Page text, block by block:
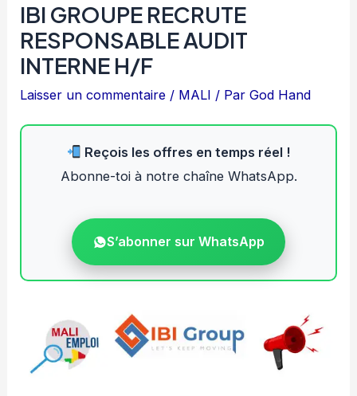
IBI GROUPE RECRUTE
RESPONSABLE AUDIT
INTERNE H/F
Laisser un commentaire / MALI / ParGod Hand
Reçois les offres en temps réel !
Abonne-toi à notre chaîne WhatsApp.
S’abonner sur WhatsApp